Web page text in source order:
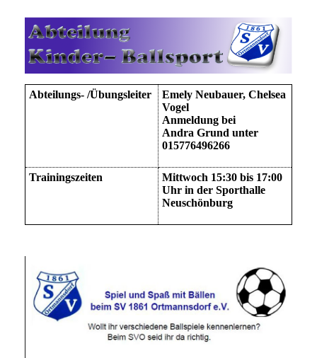
Abteilungs- /Übungsleiter
Emely Neubauer, Chelsea
Vogel
Anmeldung bei
Andra Grund unter
015776496266
Trainingszeiten
Mittwoch 15:30 bis 17:00
Uhr in der Sporthalle
Neuschönburg